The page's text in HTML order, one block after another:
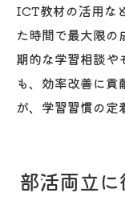
ICT教材の活用な
た時間で最大限
期的な学習相談や
も、効率改善に貢
が、学習習慣の定
部活両立